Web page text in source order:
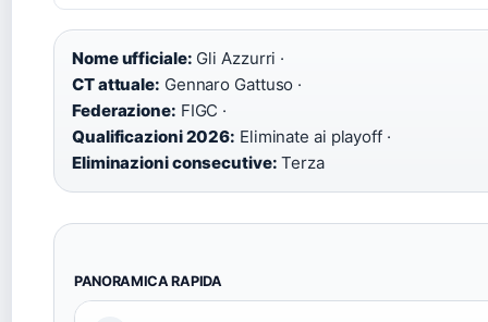
Nome ufficiale: Gli Azzurri ·
CT attuale: Gennaro Gattuso ·
Federazione: FIGC ·
Qualificazioni 2026: Eliminate ai playoff ·
Eliminazioni consecutive: Terza
PANORAMICA RAPIDA